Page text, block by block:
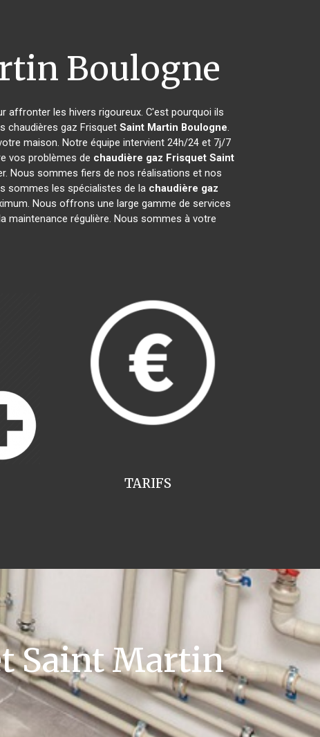
Boulogne
affronter les hivers rigoureux. C'est pourquoi ils
chaudières gaz Frisquet Saint Martin Boulogne.
maison. Notre équipe intervient 24h/24 et 7j/7
vos problèmes de chaudière gaz Frisquet Saint
Nous sommes fiers de nos réalisations et nos
sommes les spécialistes de la chaudière gaz
Nous offrons une large gamme de services
maintenance régulière. Nous sommes à votre
TARIFS
Saint Martin